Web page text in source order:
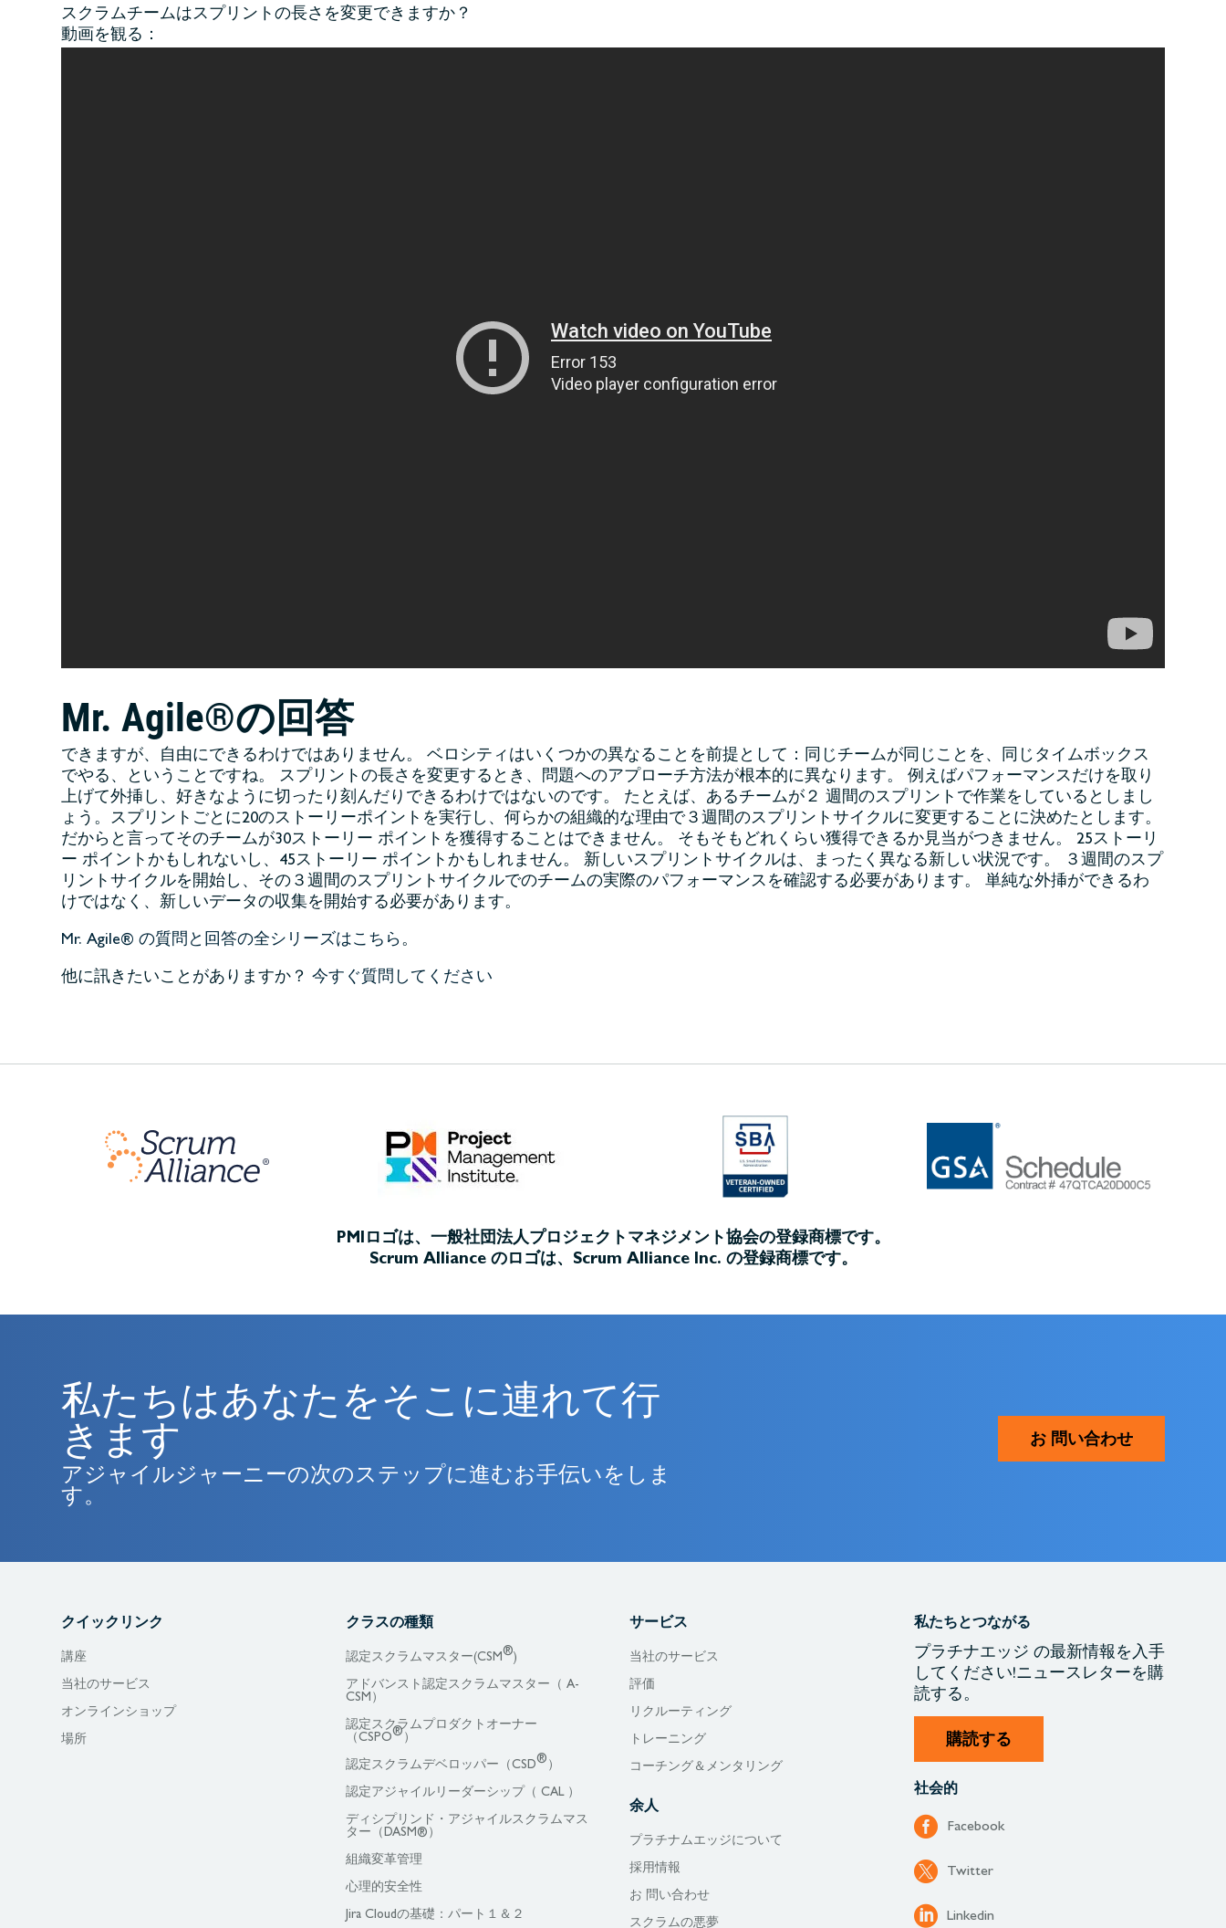
スクラムチームはスプリントの長さを変更できますか？
動画を観る：
Mr. Agile®の回答
できますが、自由にできるわけではありません。 ベロシティはいくつかの異なることを前提として：同じチームが同じことを、同じタイムボックス
でやる、ということですね。 スプリントの長さを変更するとき、問題へのアプローチ方法が根本的に異なります。 例えばパフォーマンスだけを取り
上げて外挿し、好きなように切ったり刻んだりできるわけではないのです。 たとえば、あるチームが２ 週間のスプリントで作業をしているとしまし
ょう。スプリントごとに20のストーリーポイントを実行し、何らかの組織的な理由で３週間のスプリントサイクルに変更することに決めたとします。
だからと言ってそのチームが30ストーリー ポイントを獲得することはできません。 そもそもどれくらい獲得できるか見当がつきません。 25ストーリ
ー ポイントかもしれないし、45ストーリー ポイントかもしれません。 新しいスプリントサイクルは、まったく異なる新しい状況です。 ３週間のスプ
リントサイクルを開始し、その３週間のスプリントサイクルでのチームの実際のパフォーマンスを確認する必要があります。 単純な外挿ができるわ
けではなく、新しいデータの収集を開始する必要があります。
Mr. Agile® の質問と回答の全シリーズはこちら。
他に訊きたいことがありますか？今すぐ質問してください
PMIロゴは、一般社団法人プロジェクトマネジメント協会の登録商標です。
Scrum Alliance のロゴは、Scrum Alliance Inc. の登録商標です。
私たちはあなたをそこに連れて行
きます
アジャイルジャーニーの次のステップに進むお手伝いをしま
す。
お 問い合わせ
クイックリンク
講座
当社のサービス
オンラインショップ
場所
クラスの種類
認定スクラムマスター(CSM®)
アドバンスト認定スクラムマスター（ A-
CSM）
認定スクラムプロダクトオーナー
（CSPO®）
認定スクラムデベロッパー（CSD® ）
認定アジャイルリーダーシップ（ CAL ）
ディシプリンド・アジャイルスクラムマス
ター（DASM®）
組織変革管理
心理的安全性
Jira Cloudの基礎：パート１＆２
サービス
当社のサービス
評価
リクルーティング
トレーニング
コーチング＆メンタリング
余人
プラチナムエッジについて
採用情報
お 問い合わせ
スクラムの悪夢
私たちとつながる
プラチナエッジ の最新情報を入手
してください!ニュースレターを購
読する。
購読する
社会的
Facebook
Twitter
Linkedin